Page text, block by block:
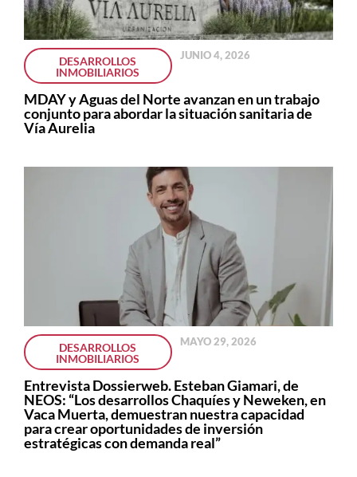
DESARROLLOS
INMOBILIARIOS
JUNIO 4, 2026
MDAY y Aguas del Norte avanzan en un trabajo
conjunto para abordar la situación sanitaria de
Vía Aurelia
DESARROLLOS
INMOBILIARIOS
MAYO 29, 2026
Entrevista Dossierweb. Esteban Giamari, de
NEOS: “Los desarrollos Chaquíes y Neweken, en
Vaca Muerta, demuestran nuestra capacidad
para crear oportunidades de inversión
estratégicas con demanda real”